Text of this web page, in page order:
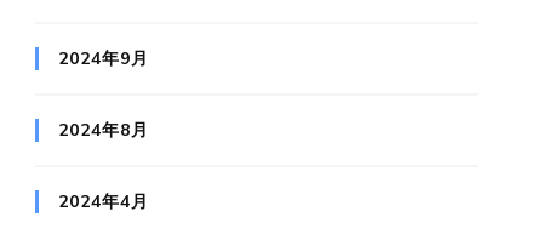
2024年9月
2024年8月
2024年4月